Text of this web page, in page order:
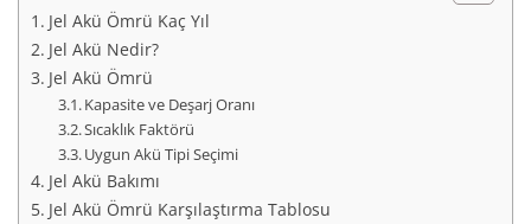
Jel Akü Ömrü Kaç Yıl
Jel Akü Nedir?
Jel Akü Ömrü
Kapasite ve Deşarj Oranı
Sıcaklık Faktörü
Uygun Akü Tipi Seçimi
Jel Akü Bakımı
Jel Akü Ömrü Karşılaştırma Tablosu